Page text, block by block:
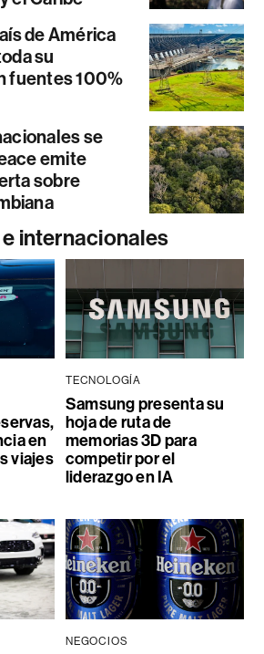
de América
su
fuentes 100%
se
emite
sobre
internacionales
en
viajes
TECNOLOGÍA
Samsung presenta su
hoja de ruta de
memorias 3D para
competir por el
liderazgo en IA
NEGOCIOS